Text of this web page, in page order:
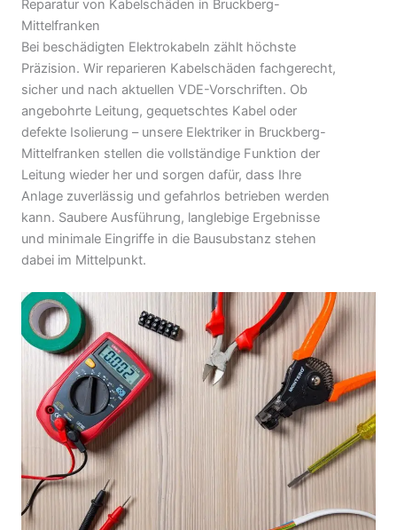
Reparatur von Kabelschäden in Bruckberg-
Mittelfranken
Bei beschädigten Elektrokabeln zählt höchste
Präzision. Wir reparieren Kabelschäden fachgerecht,
sicher und nach aktuellen VDE-Vorschriften. Ob
angebohrte Leitung, gequetschtes Kabel oder
defekte Isolierung – unsere Elektriker in Bruckberg-
Mittelfranken stellen die vollständige Funktion der
Leitung wieder her und sorgen dafür, dass Ihre
Anlage zuverlässig und gefahrlos betrieben werden
kann. Saubere Ausführung, langlebige Ergebnisse
und minimale Eingriffe in die Bausubstanz stehen
dabei im Mittelpunkt.